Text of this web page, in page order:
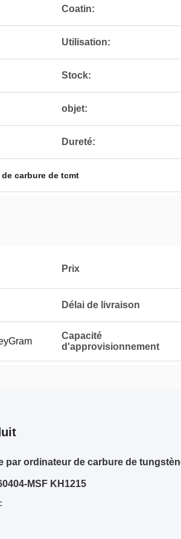
Coatin:
Utilisation:
Stock:
objet:
Dureté:
carbure de tcmt
Prix
Délai de livraison
Capacité
d'approvisionnement
par ordinateur de carbure de
MSF KH1215